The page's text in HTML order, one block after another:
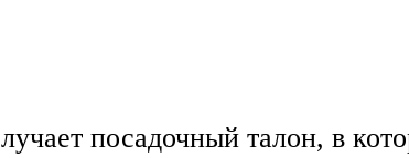
посадочный талон, в